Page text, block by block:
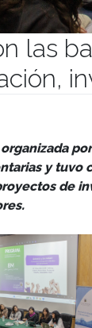
las
y tuvo
de